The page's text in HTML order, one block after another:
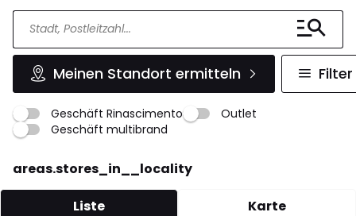
Meinen Standort ermitteln Filter
Geschäft Rinascimento
Outlet
Geschäft multibrand
areas.stores_in__locality
Liste Karte